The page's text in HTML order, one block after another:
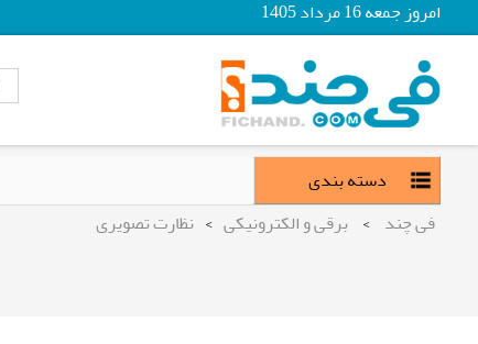
امروز جمعه 16 مرداد 1405
دسته بندی
فی چند > برقی و الکترونیکی > نظارت تصویری